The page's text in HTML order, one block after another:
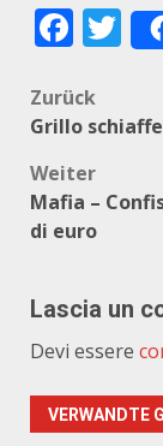
Zurück
Grillo
Weiter
Mafia –
di euro
Lascia un
Devi essere
VERWANDTE